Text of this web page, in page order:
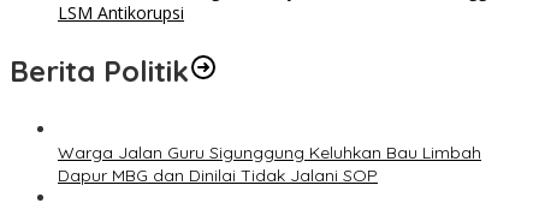
LSM Antikorupsi
Berita Politik
Warga Jalan Guru Sigunggung Keluhkan Bau Limbah
Dapur MBG dan Dinilai Tidak Jalani SOP